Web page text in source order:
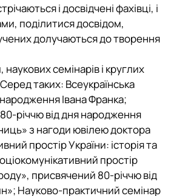
і досвідчені фахівці, і
поділитися досвідом,
долучаються до творення
семінарів і круглих
таких: Всеукраїнська
Івана Франка;
річчю від дня народження
з нагоди ювілею доктора
простір України: історія та
простір
присвячений 80-річчю від
Науково-практичний семінар